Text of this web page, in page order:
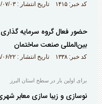
کد خبر: ۱۴۱۵ تاریخ انتشار : ۱۴۰۰/۰۷/۰۳
حضور فعال گروه سرمایه
بین‌المللی صنعت ساختمان
کد خبر: ۱۳۳۸ تاریخ انتشار : ۱۳۹۹/۰۶/۲۲
برای اولین بار در سطح استان البرز
نوسازی و زیبا سازی معابر